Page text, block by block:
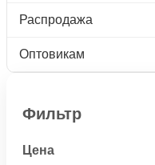
Распродажа
Оптовикам
Фильтр
Цена